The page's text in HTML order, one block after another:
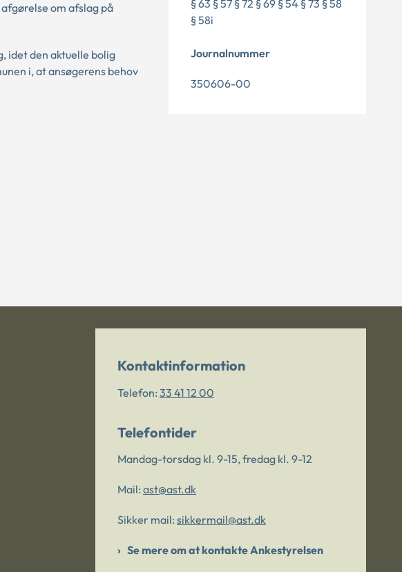
om afslag på
idet den aktuelle bolig
i, at ansøgerens behov
§ 63 § 57 § 72 § 69 § 54 § 73 § 58
§ 58i
Journalnummer
350606-00
Kontaktinformation
Telefon: 33 41 12 00
Telefontider
Mandag-torsdag kl. 9-15, fredag kl. 9-12
Mail: ast@ast.dk
Sikker mail: sikkermail@ast.dk
Se mere om at kontakte Ankestyrelsen